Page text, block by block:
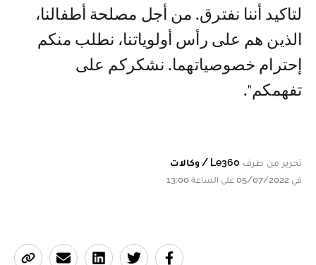
لتاكيد أننا نفترق. من أجل مصلحة أطفالنا،
الذين هم على رأس أولوياتنا، نطلب منكم
إحترام خصوصياتهما. نشكركم على
تفهمكم".
تحرير من طرف Le360 / وكالات
في 05/07/2022 على الساعة 13:00